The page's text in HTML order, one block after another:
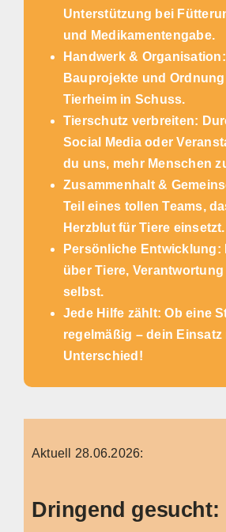
Unterstützung bei
und Medikamentengabe.
Handwerk &
Bauprojekte und
Tierheim in Schuss.
Tierschutz verbreiten:
Social Media oder
du uns, mehr Menschen
Zusammenhalt &
Teil eines tollen Teams,
Herzblut für Tiere einsetzt.
Persönliche Entwicklung:
über Tiere,
selbst.
Jede Hilfe zählt: Ob eine
regelmäßig – dein Einsatz
Unterschied!
Aktuell 28.06.2026:
Dringend gesucht: